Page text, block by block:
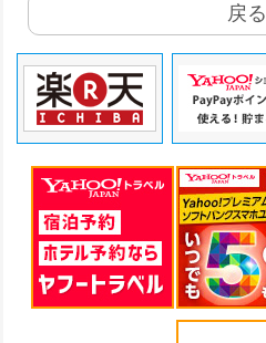
戻る